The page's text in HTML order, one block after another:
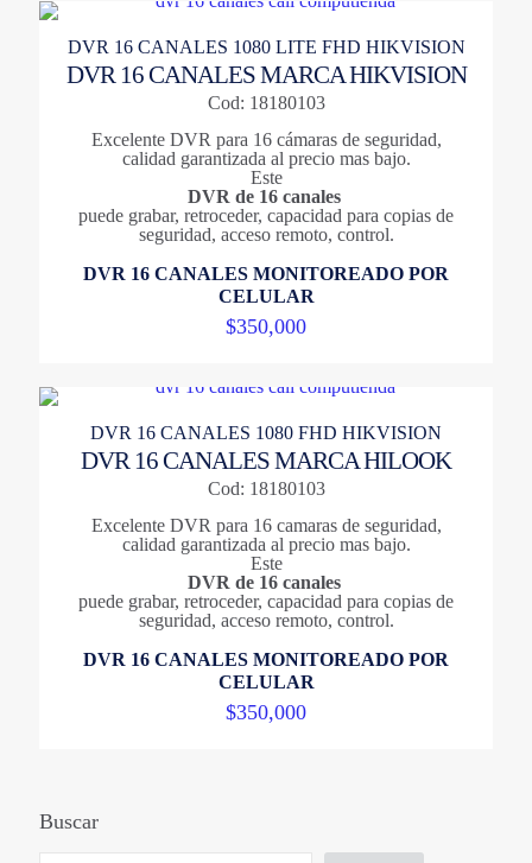
DVR 16 CANALES 1080 LITE FHD HIKVISION
DVR 16 CANALES MARCA HIKVISION
Cod: 18180103
Excelente DVR para 16 cámaras de seguridad,
calidad garantizada al precio mas bajo.
Este
DVR de 16 canales
puede grabar, retroceder, capacidad para copias de
seguridad, acceso remoto, control.
DVR 16 CANALES MONITOREADO POR
CELULAR
$350,000
DVR 16 CANALES 1080 FHD HIKVISION
DVR 16 CANALES MARCA HILOOK
Cod: 18180103
Excelente DVR para 16 camaras de seguridad,
calidad garantizada al precio mas bajo.
Este
DVR de 16 canales
puede grabar, retroceder, capacidad para copias de
seguridad, acceso remoto, control.
DVR 16 CANALES MONITOREADO POR
CELULAR
$350,000
Buscar